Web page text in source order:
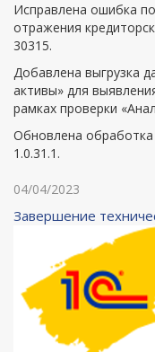
Исправлена ошибка
отражения
30315.
Добавлена выгрузка
активы» для
рамках проверки
Обновлена обработка
1.0.31.1.
04/04/2023
Завершение